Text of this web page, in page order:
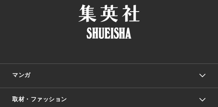
マンガ
少年マンガ
取材・ファッション